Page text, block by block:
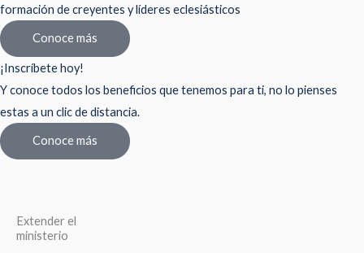
formación de creyentes y líderes eclesiásticos
Conoce más
¡Inscríbete hoy!
Y conoce todos los beneficios que tenemos para ti, no lo pienses
estas a un clic de distancia.
Conoce más
Extender el
ministerio